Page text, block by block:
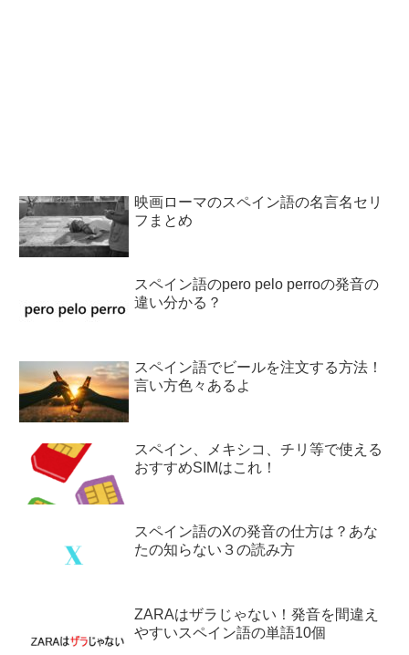
映画ローマのスペイン語の名言名セリ
フまとめ
スペイン語のpero pelo perroの発音の
違い分かる？
スペイン語でビールを注文する方法！
言い方色々あるよ
スペイン、メキシコ、チリ等で使える
おすすめSIMはこれ！
スペイン語のXの発音の仕方は？あな
たの知らない３の読み方
ZARAはザラじゃない！発音を間違え
やすいスペイン語の単語10個